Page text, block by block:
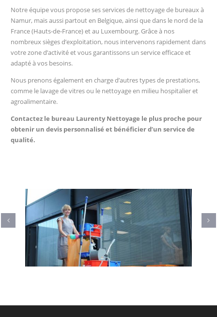
Notre équipe vous propose ses services de nettoyage de bureaux à
Namur, mais aussi partout en Belgique, ainsi que dans le nord de la
France (Hauts-de-France) et au Luxembourg. Grâce à nos
nombreux sièges d’exploitation, nous intervenons rapidement dans
votre zone d’activité et vous garantissons un service efficace et
adapté à vos besoins.
Nous prenons également en charge d’autres types de prestations,
comme le lavage de vitres ou le nettoyage en milieu hospitalier et
agroalimentaire.
Contactez le bureau Laurenty Nettoyage le plus proche pour
obtenir un devis personnalisé et bénéficier d’un service de
qualité.